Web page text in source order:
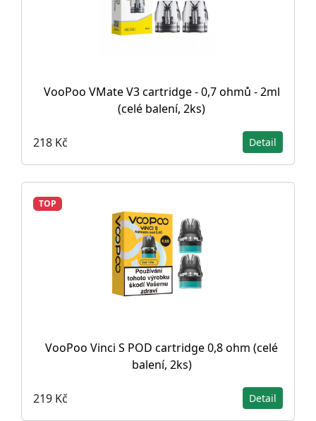
VooPoo VMate V3 cartridge - 0,7 ohmů - 2ml
(celé balení, 2ks)
218 Kč Detail
TOP
VooPoo Vinci S POD cartridge 0,8 ohm (celé
balení, 2ks)
219 Kč Detail